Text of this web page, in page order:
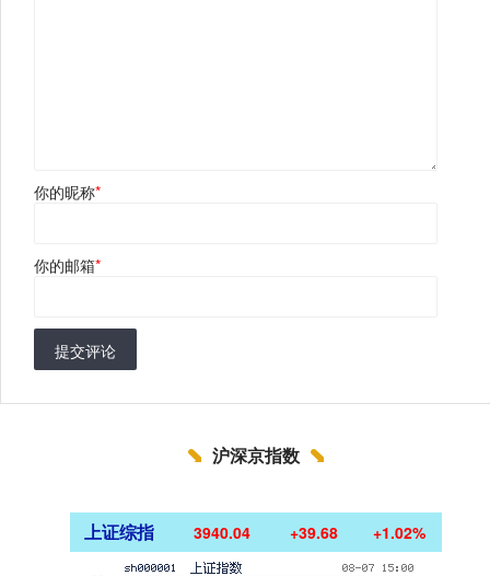
你的昵称*
你的邮箱*
提交评论
沪深京指数
上证综指 3940.04 +39.68 +1.02%